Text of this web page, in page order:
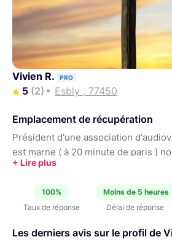
Vivien R. PRO
5 (2) Esbly , 77450
Emplacement de récupération
Président d'une association
est marne ( à 20 minute de paris )
web-série pendant 1 ou 2 mois tous
100%
Taux de réponse
Moins de 5 heures
Délai de réponse
Les derniers avis sur le profil de